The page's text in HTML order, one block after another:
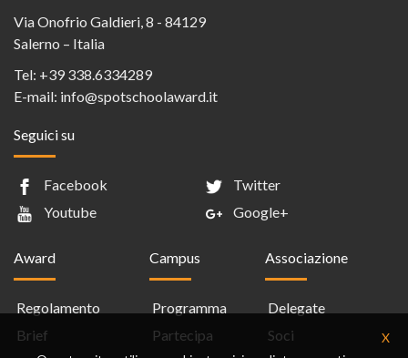
Via Onofrio Galdieri, 8 - 84129
Salerno – Italia
Tel: +39 338.6334289
E-mail: info@spotschoolaward.it
Seguici su
Facebook
Twitter
Youtube
Google+
Award
Regolamento
Brief
Campus
Programma
Partecipa
Associazione
Delegate
Soci
X